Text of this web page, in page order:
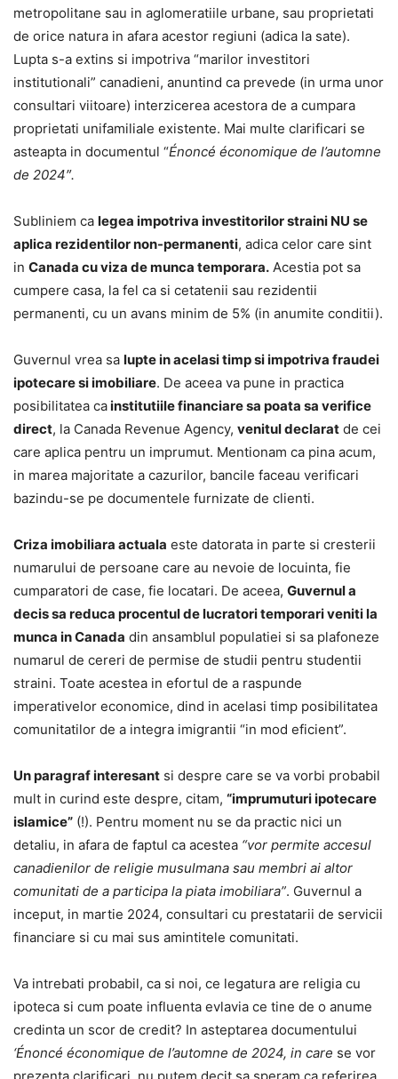
metropolitane sau in aglomeratiile urbane, sau proprietati
de orice natura in afara acestor regiuni (adica la sate).
Lupta s-a extins si impotriva “marilor investitori
institutionali” canadieni, anuntind ca prevede (in urma unor
consultari viitoare) interzicerea acestora de a cumpara
proprietati unifamiliale existente. Mai multe clarificari se
asteapta in documentul “Énoncé économique de l’automne
de 2024″.
Subliniem ca legea impotriva investitorilor straini NU se
aplica rezidentilor non-permanenti, adica celor care sint
in Canada cu viza de munca temporara. Acestia pot sa
cumpere casa, la fel ca si cetatenii sau rezidentii
permanenti, cu un avans minim de 5% (in anumite conditii).
Guvernul vrea sa lupte in acelasi timp si impotriva fraudei
ipotecare si imobiliare. De aceea va pune in practica
posibilitatea cainstitutiile financiare sa poata sa verifice
direct, la Canada Revenue Agency, venitul declarat de cei
care aplica pentru un imprumut. Mentionam ca pina acum,
in marea majoritate a cazurilor, bancile faceau verificari
bazindu-se pe documentele furnizate de clienti.
Criza imobiliara actuala este datorata in parte si cresterii
numarului de persoane care au nevoie de locuinta, fie
cumparatori de case, fie locatari. De aceea, Guvernul a
decis sa reduca procentul de lucratori temporari veniti la
munca in Canada din ansamblul populatiei si sa plafoneze
numarul de cereri de permise de studii pentru studentii
straini. Toate acestea in efortul de a raspunde
imperativelor economice, dind in acelasi timp posibilitatea
comunitatilor de a integra imigrantii “in mod eficient”.
Un paragraf interesant si despre care se va vorbi probabil
mult in curind este despre, citam, “imprumuturi ipotecare
islamice” (!). Pentru moment nu se da practic nici un
detaliu, in afara de faptul ca acestea “vor permite accesul
canadienilor de religie musulmana sau membri ai altor
comunitati de a participa la piata imobiliara”. Guvernul a
inceput, in martie 2024, consultari cu prestatarii de servicii
financiare si cu mai sus amintitele comunitati.
Va intrebati probabil, ca si noi, ce legatura are religia cu
ipoteca si cum poate influenta evlavia ce tine de o anume
credinta un scor de credit? In asteptarea documentului
‘Énoncé économique de l’automne de 2024, in care se vor